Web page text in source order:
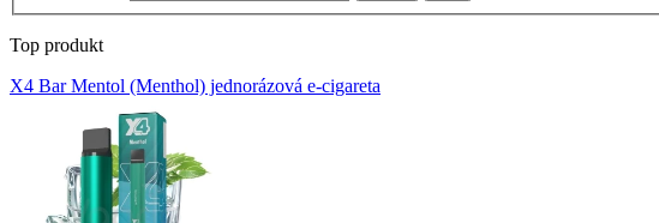
Top produkt
X4 Bar Mentol (Menthol) jednorázová e-cigareta